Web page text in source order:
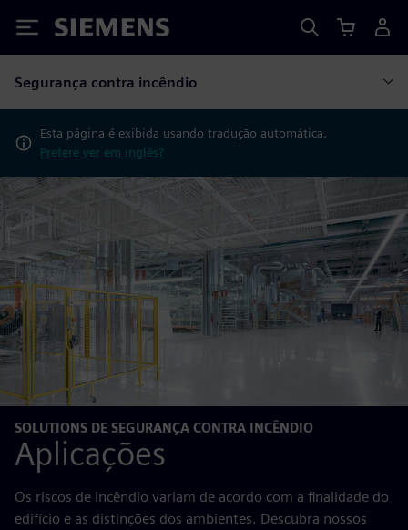
Siemens
Segurança contra incêndio
Esta página é exibida usando tradução automática.
Prefere ver em inglês?
SOLUTIONS DE SEGURANÇA CONTRA INCÊNDIO
Aplicações
Os riscos de incêndio variam de acordo com a finalidade do
edifício e as distinções dos ambientes. Descubra nossos